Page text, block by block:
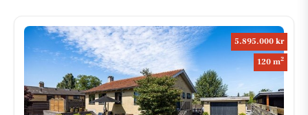
5.895.000 kr
120 m2